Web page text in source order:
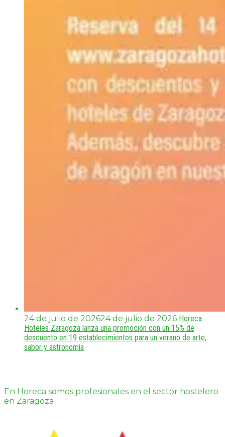
24 de julio de 202624 de julio de 2026 Horeca
Hoteles Zaragoza lanza una promoción con un 15% de
descuento en 19 establecimientos para un verano de arte,
sabor y astronomía
En Horeca somos profesionales en el sector hostelero
en Zaragoza